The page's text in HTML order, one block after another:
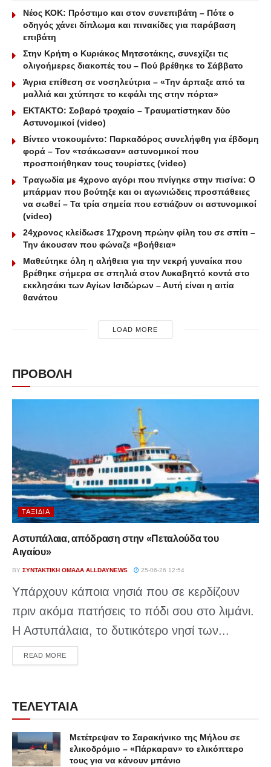
Νέος ΚΟΚ: Πρόστιμο και στον συνεπιβάτη – Πότε ο
οδηγός χάνει δίπλωμα και πινακίδες για παράβαση
επιβάτη
Στην Κρήτη ο Κυριάκος Μητσοτάκης, συνεχίζει τις
ολιγοήμερες διακοπές του – Πού βρέθηκε το Σάββατο
Άγρια επίθεση σε νοσηλεύτρια – «Την άρπαξε από τα
μαλλιά και χτύπησε το κεφάλι της στην πόρτα»
ΕΚΤΑΚΤΟ: Σοβαρό τροχαίο – Τραυματίστηκαν δύο
Αστυνομικοί (video)
Βίντεο ντοκουμέντο: Παρκαδόρος συνελήφθη για έβδομη
φορά – Τον «τσάκωσαν» αστυνομικοί που
προσποιήθηκαν τους τουρίστες (video)
Τραγωδία με 4χρονο αγόρι που πνίγηκε στην πισίνα: O
μπάρμαν που βούτηξε και οι αγωνιώδεις προσπάθειες
να σωθεί – Τα τρία σημεία που εστιάζουν οι αστυνομικοί
(video)
24χρονος κλείδωσε 17χρονη πρώην φίλη του σε σπίτι –
Την άκουσαν που φώναζε «βοήθεια»
Μαθεύτηκε όλη η αλήθεια για την νεκρή γυναίκα που
βρέθηκε σήμερα σε σπηλιά στον Λυκαβηττό κοντά στο
εκκλησάκι των Αγίων Ισιδώρων – Αυτή είναι η αιτία
θανάτου
LOAD MORE
ΠΡΟΒΟΛΗ
ΤΑΞΊΔΙΑ
Αστυπάλαια, απόδραση στην «Πεταλούδα του
Αιγαίου»
BY ΣΥΝΤΑΚΤΙΚΉ ΟΜΆΔΑ ALLDAYNEWS 25-06-26 12:54
Υπάρχουν κάποια νησιά που σε κερδίζουν
πριν ακόμα πατήσεις το πόδι σου στο λιμάνι.
Η Αστυπάλαια, το δυτικότερο νησί των...
READ MOREDETAILS
ΤΕΛΕΥΤΑΙΑ
Μετέτρεψαν το Σαρακήνικο της Μήλου σε
ελικοδρόμιο – «Πάρκαραν» το ελικόπτερο
τους για να κάνουν μπάνιο